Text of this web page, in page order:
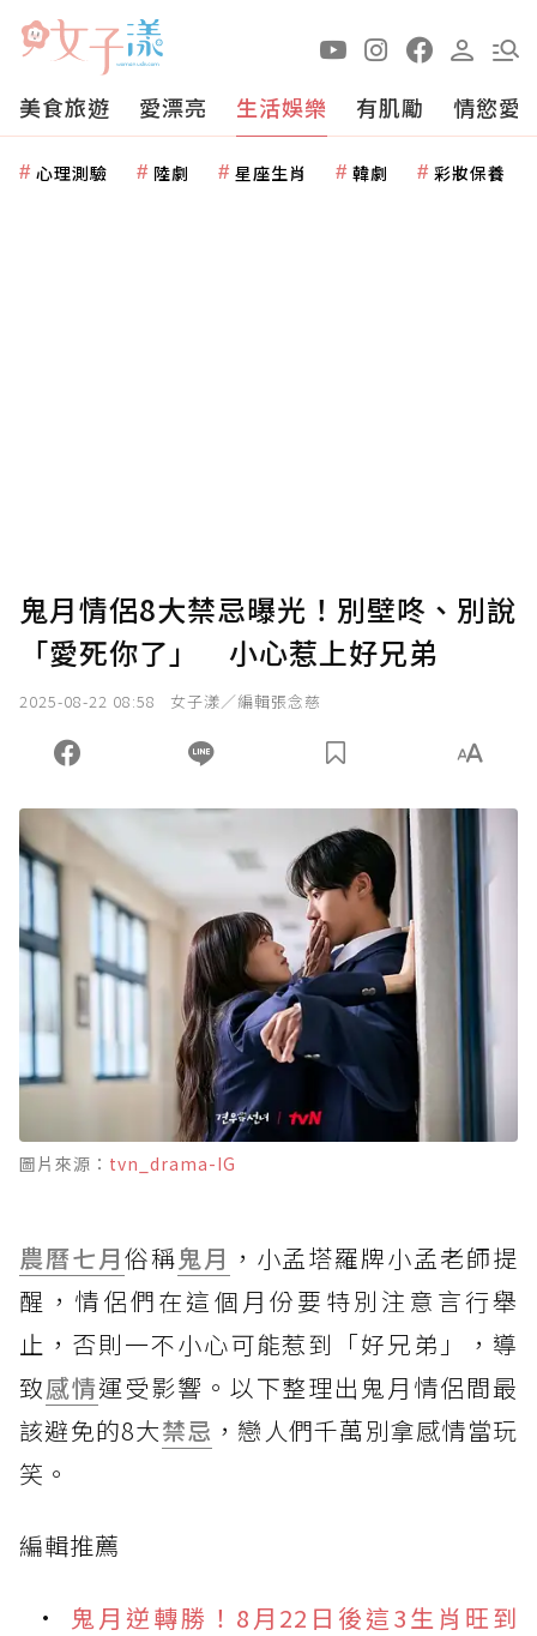
美食旅遊 愛漂亮 生活娛樂 有肌勵 情慾愛
心理測驗 陸劇 星座生肖 韓劇 彩妝保養
鬼月情侶8大禁忌曝光！別壁咚、別說
「愛死你了」 小心惹上好兄弟
2025-08-22 08:58 女子漾／編輯張念慈
圖片來源： tvn_drama-IG
農曆七月俗稱鬼月 ，小孟塔羅牌小孟老師提
醒，情侶們在這個月份要特別注意言行舉
止，否則一不小心可能惹到「好兄弟」，導
致感情運受影響。以下整理出鬼月情侶間最
該避免的8大禁忌 ，戀人們千萬別拿感情當玩
笑。
編輯推薦
鬼月逆轉勝！8月22日後這3生肖旺到